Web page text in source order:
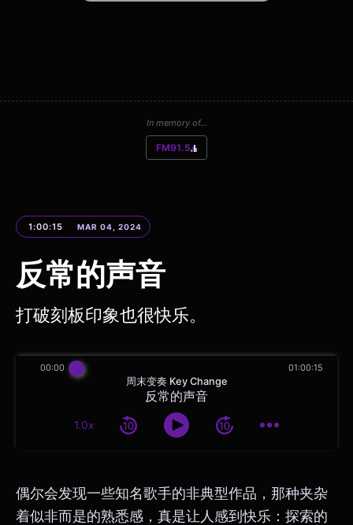
In memory of...
FM91.5
1:00:15 MAR 04, 2024
反常的声音
打破刻板印象也很快乐。
周末变奏 Key Change
反常的声音
1.0x
00:00 01:00:15
偶尔会发现一些知名歌手的非典型作品，那种夹杂
着似非而是的熟悉感，真是让人感到快乐：探索的